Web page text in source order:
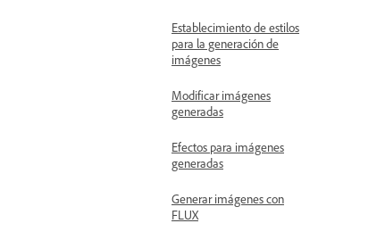
Establecimiento de estilos
para la generación de
imágenes
Modificar imágenes
generadas
Efectos para imágenes
generadas
Generar imágenes con
FLUX